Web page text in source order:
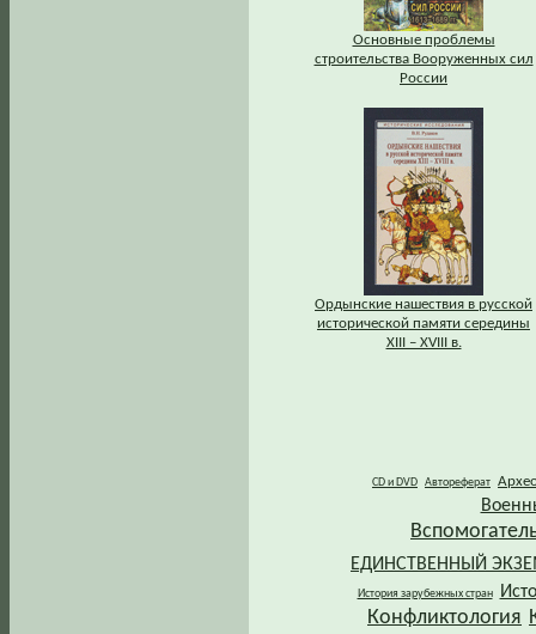
Основные проблемы
строительства Вооруженных сил
России
Ордынские нашествия в русской
исторической памяти середины
XIII – XVIII в.
CD и DVD Автореферат
ЕДИНСТВЕННЫЙ
История зарубежных стран
Конфликтология